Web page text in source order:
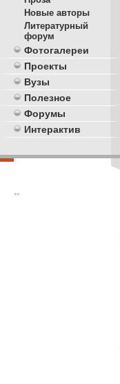
Новые авторы
Литературный
форум
Фотогалереи
Проекты
Вузы
Полезное
Форумы
Интерактив
**